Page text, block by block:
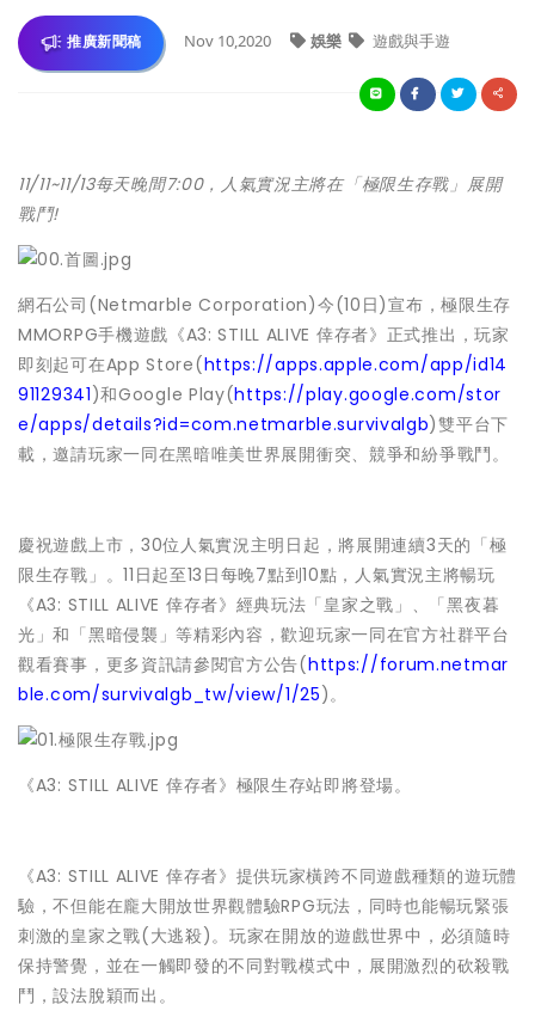
推廣新聞稿 Nov 10,2020 娛樂 遊戲與手遊
11/11~11/13每天晚間7:00，人氣實況主將在「極限生存戰」展開
戰鬥!
網石公司(Netmarble Corporation)今(10日)宣布，極限生存
MMORPG手機遊戲《A3: STILL ALIVE 倖存者》正式推出，玩家
即刻起可在App Store(https://apps.apple.com/app/id14
91129341)和Google Play(https://play.google.com/stor
e/apps/details?id=com.netmarble.survivalgb)雙平台下
載，邀請玩家一同在黑暗唯美世界展開衝突、競爭和紛爭戰鬥。
慶祝遊戲上市，30位人氣實況主明日起，將展開連續3天的「極
限生存戰」。11日起至13日每晚7點到10點，人氣實況主將暢玩
《A3: STILL ALIVE 倖存者》經典玩法「皇家之戰」、「黑夜暮
光」和「黑暗侵襲」等精彩內容，歡迎玩家一同在官方社群平台
觀看賽事，更多資訊請參閱官方公告(https://forum.netmar
ble.com/survivalgb_tw/view/1/25)。
《A3: STILL ALIVE 倖存者》極限生存站即將登場。
《A3: STILL ALIVE 倖存者》提供玩家橫跨不同遊戲種類的遊玩體
驗，不但能在龐大開放世界觀體驗RPG玩法，同時也能暢玩緊張
刺激的皇家之戰(大逃殺)。玩家在開放的遊戲世界中，必須隨時
保持警覺，並在一觸即發的不同對戰模式中，展開激烈的砍殺戰
鬥，設法脫穎而出。